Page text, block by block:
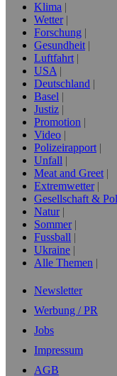
Klima
Wetter
Forschung
Gesundheit
Luftfahrt
USA
Deutschland
Basel
Justiz
Promotion
Video
Polizeirapport
Unfall
Meat and Greet
Extremwetter
Gesellschaft &
Natur
Sommer
Fussball
Ukraine
Alle Themen
Newsletter
Werbung / PR
Jobs
Impressum
AGB